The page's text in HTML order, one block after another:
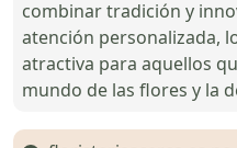
combinar tradición y
atención personalizada,
atractiva para aquellos
mundo de las flores y la